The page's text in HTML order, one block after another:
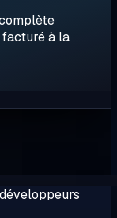
facturé à la